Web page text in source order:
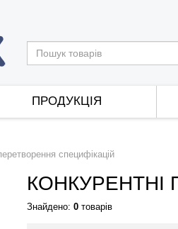
ПРОДУКЦІЯ
специфікацій
КОНКУРЕНТНІ
Знайдено: 0товарів